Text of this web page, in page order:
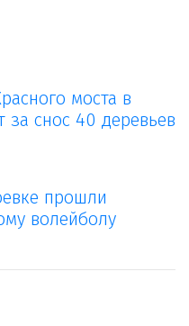
моста в
за снос 40 деревьев
прошли
волейболу